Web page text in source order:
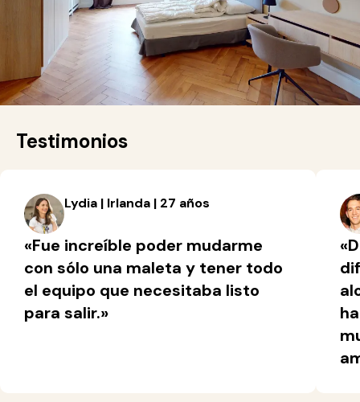
Testimonios
Lydia | Irlanda | 27 años
«Fue increíble poder mudarme
con sólo una maleta y tener todo
el equipo que necesitaba listo
para salir.»